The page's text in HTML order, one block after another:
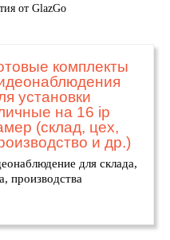
от GlazGo
комплекты
установки
на 16 ip
(склад, цех,
и др.)
для склада,
производства